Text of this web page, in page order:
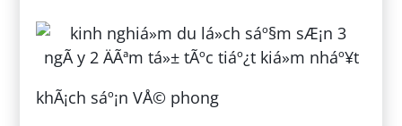
khÃ¡ch sáº¡n VÅ© phong